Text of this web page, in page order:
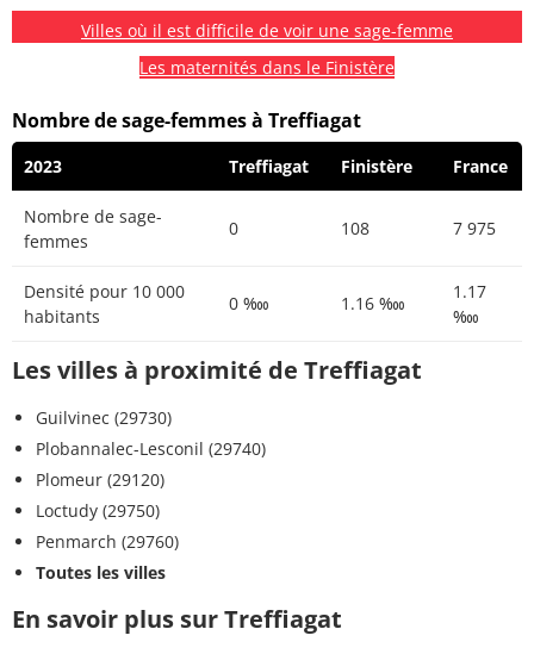
Villes où il est difficile de voir une sage-femme
Les maternités dans le Finistère
Nombre de sage-femmes à Treffiagat
2023 Treffiagat Finistère France
Nombre de sage-
femmes
0 108 7 975
Densité pour 10 000
habitants
0 ‱ 1.16 ‱
1.17
‱
Les villes à proximité de Treffiagat
Guilvinec (29730)
Plobannalec-Lesconil (29740)
Plomeur (29120)
Loctudy (29750)
Penmarch (29760)
Toutes les villes
En savoir plus sur Treffiagat